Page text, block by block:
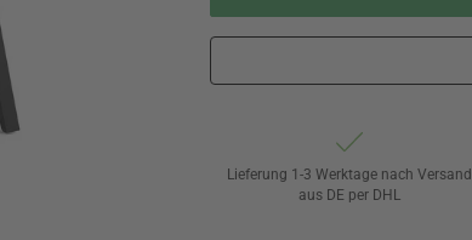
Lieferung 1-3 Werktage nach Versand
aus DE per DHL